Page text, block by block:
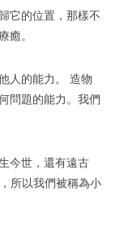
它的位置，那樣不
癒。
人的能力。 造物
問題的能力。我們
今世，還有遠古
所以我們被稱為小